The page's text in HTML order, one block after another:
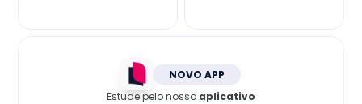
NOVO APP
Estude pelo nosso aplicativo